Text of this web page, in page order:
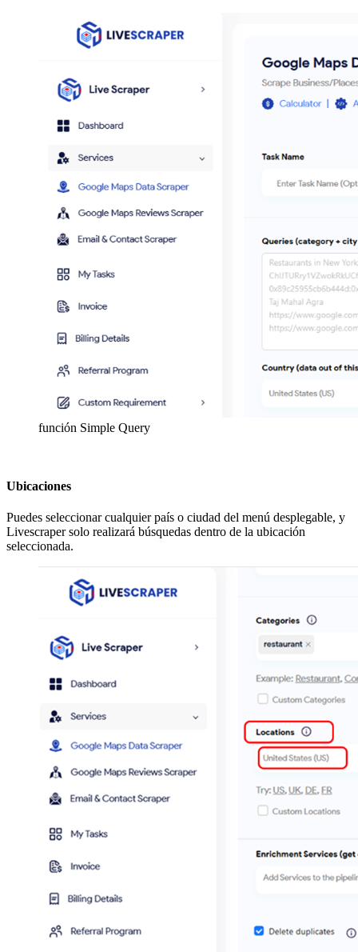
función Simple Query
Ubicaciones
Puedes seleccionar cualquier país o ciudad del menú desplegable, y
Livescraper solo realizará búsquedas dentro de la ubicación
seleccionada.